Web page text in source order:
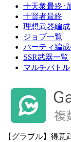
十天衆最終･
十賢者最終
理想武器編成
ジョブ一覧
パーティ編
SSR武器一覧
マルチバトル
【グラブル】得